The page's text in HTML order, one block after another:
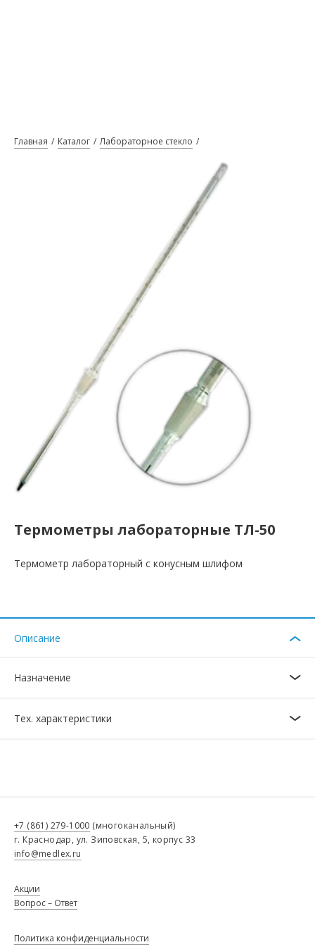
Главная Каталог Лабораторное стекло
Термометры лабораторные ТЛ-50
Термометр лабораторный с конусным шлифом
Описание
Назначение
Тех. характеристики
+7 (861) 279-1000 (многоканальный)
г. Краснодар, ул. Зиповская, 5, корпус 33
info@medlex.ru
Акции
Вопрос – Ответ
Политика конфиденциальности